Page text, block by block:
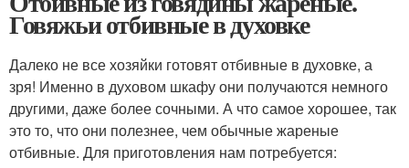
Говяжьи отбивные в духовке
Далеко не все хозяйки готовят отбивные в духовке, а
зря! Именно в духовом шкафу они получаются немного
другими, даже более сочными. А что самое хорошее, так
это то, что они полезнее, чем обычные жареные
отбивные. Для приготовления нам потребуется: